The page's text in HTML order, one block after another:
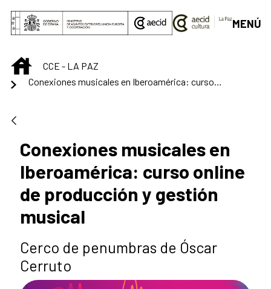
Saut au contenu principal
MENÚ
INICIOCCE - LA PAZ
Conexiones musicales en Iberoamérica: curso online de producción y gestión musical
Conexiones musicales en
Iberoamérica: curso online
de producción y gestión
musical
Cerco de penumbras de Óscar
Cerruto